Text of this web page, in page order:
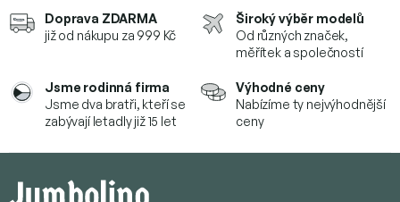
Doprava ZDARMA
již od nákupu za 999 Kč
Široký výběr modelů
Od různých značek,
měřítek a společností
Jsme rodinná firma
Jsme dva bratři, kteří se
zabývají letadly již 15 let
Výhodné ceny
Nabízíme ty nejvýhodnější
ceny